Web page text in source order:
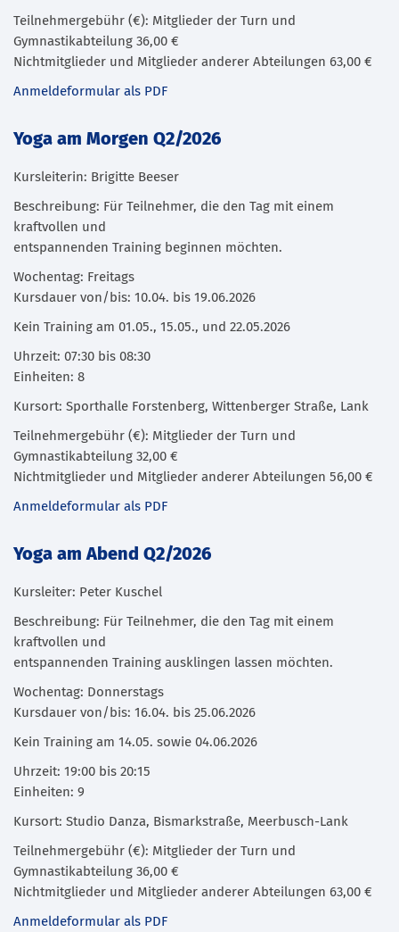
Teilnehmergebühr (€): Mitglieder der Turn und
Gymnastikabteilung 36,00 €
Nichtmitglieder und Mitglieder anderer Abteilungen 63,00 €
Anmeldeformular als PDF
Yoga am Morgen Q2/2026
Kursleiterin: Brigitte Beeser
Beschreibung: Für Teilnehmer, die den Tag mit einem
kraftvollen und
entspannenden Training beginnen möchten.
Wochentag: Freitags
Kursdauer von/bis: 10.04. bis 19.06.2026
Kein Training am 01.05., 15.05., und 22.05.2026
Uhrzeit: 07:30 bis 08:30
Einheiten: 8
Kursort: Sporthalle Forstenberg, Wittenberger Straße, Lank
Teilnehmergebühr (€): Mitglieder der Turn und
Gymnastikabteilung 32,00 €
Nichtmitglieder und Mitglieder anderer Abteilungen 56,00 €
Anmeldeformular als PDF
Yoga am Abend Q2/2026
Kursleiter: Peter Kuschel
Beschreibung: Für Teilnehmer, die den Tag mit einem
kraftvollen und
entspannenden Training ausklingen lassen möchten.
Wochentag: Donnerstags
Kursdauer von/bis: 16.04. bis 25.06.2026
Kein Training am 14.05. sowie 04.06.2026
Uhrzeit: 19:00 bis 20:15
Einheiten: 9
Kursort: Studio Danza, Bismarkstraße, Meerbusch-Lank
Teilnehmergebühr (€): Mitglieder der Turn und
Gymnastikabteilung 36,00 €
Nichtmitglieder und Mitglieder anderer Abteilungen 63,00 €
Anmeldeformular als PDF